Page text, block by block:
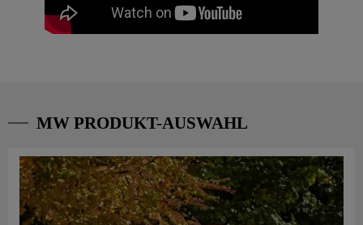
MW PRODUKT-AUSWAHL